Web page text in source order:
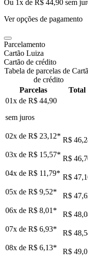
Ou 1x de R$ 44,90 sem
Ver opções de pagamento
Parcelamento
Cartão Luiza
Cartão de crédito
Tabela de parcelas de
de crédito
Parcelas
Total
01x de R$ 44,90
sem juros
02x de R$ 23,12* R$
03x de R$ 15,57* R$
04x de R$ 11,79* R$
05x de R$ 9,52*
R$
06x de R$ 8,01 *
R$
07x de R$ 6,93*
R$
08x de R$ 6,13*
R$